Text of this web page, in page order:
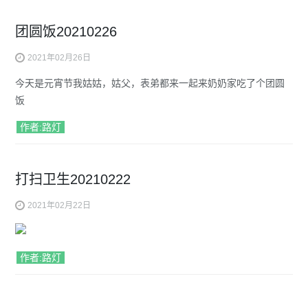
团圆饭20210226
2021年02月26日
今天是元宵节我姑姑，姑父，表弟都来一起来奶奶家吃了个团圆
饭
作者:路灯
打扫卫生20210222
2021年02月22日
作者:路灯